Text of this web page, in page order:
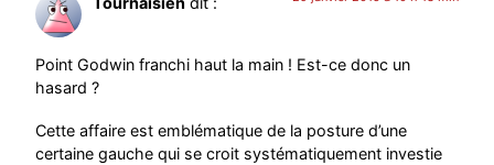
Point Godwin franchi haut la main ! Est-ce donc un
hasard ?
Cette affaire est emblématique de la posture d’une
certaine gauche qui se croit systématiquement investie